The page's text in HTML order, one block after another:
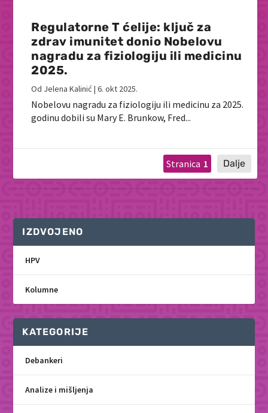
Regulatorne T ćelije: ključ za
zdrav imunitet donio Nobelovu
nagradu za fiziologiju ili medicinu
2025.
Od Jelena Kalinić |6. okt 2025.
Nobelovu nagradu za fiziologiju ili medicinu za 2025.
godinu dobili su Mary E. Brunkow, Fred...
1
IZDVOJENO
HPV
Kolumne
KATEGORIJE
Debankeri
Analize i mišljenja